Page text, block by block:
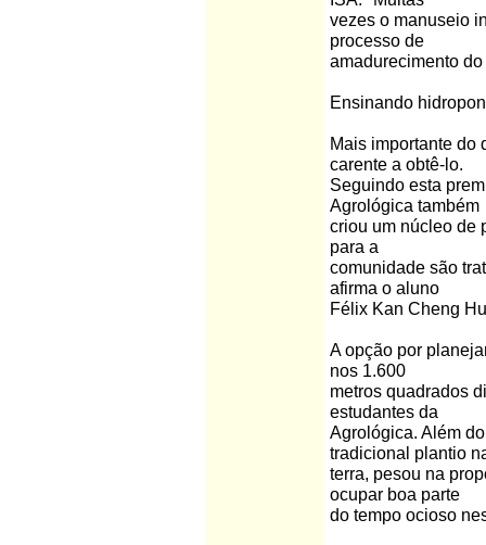
vezes o manuseio
processo de
amadurecimento
Ensinando
Mais importante do
carente a obtê-lo.
Seguindo esta
Agrológica também
criou um núcleo de
para a
comunidade são
afirma o aluno
Félix Kan Cheng
A opção por
nos 1.600
metros quadrados
estudantes da
Agrológica. Além
tradicional plantio
terra, pesou na
ocupar boa parte
do tempo ocioso